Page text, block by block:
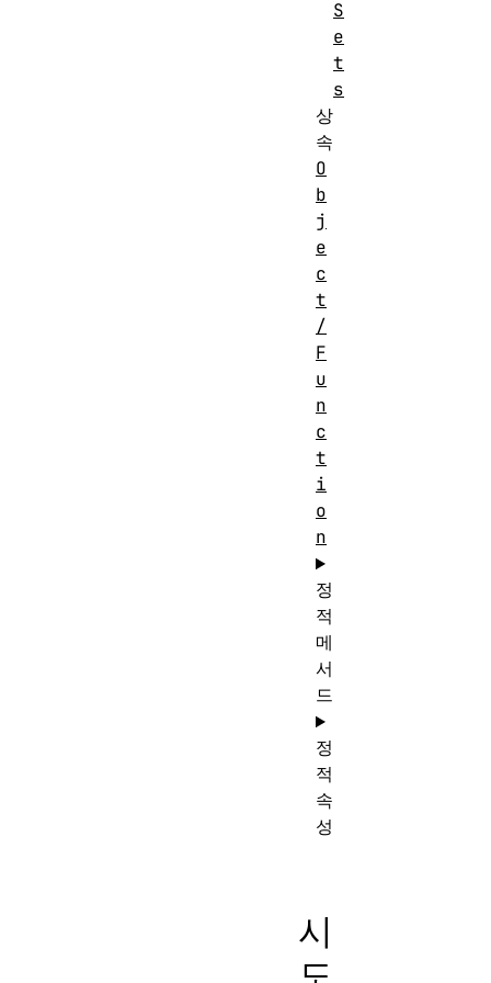
시
S
e
t
s
상
속
O
b
j
e
c
t
/
F
u
n
c
t
i
o
n
정
적
메
서
드
정
적
속
성